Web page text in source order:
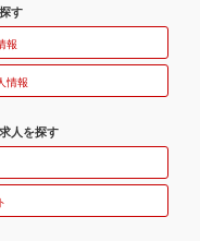
す
報
情報
人を探す